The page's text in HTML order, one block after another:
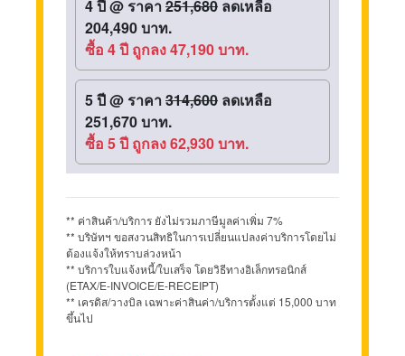
4 ปี@ ราคา251,680 ลดเหลือ
204,490 บาท.
ซื้อ 4 ปี ถูกลง 47,190 บาท.
5 ปี@ ราคา314,600 ลดเหลือ
251,670 บาท.
ซื้อ 5 ปี ถูกลง 62,930 บาท.
** ค่าสินค้า/บริการ ยังไม่รวมภาษีมูลค่าเพิ่ม 7%
** บริษัทฯ ขอสงวนสิทธิในการเปลี่ยนแปลงค่าบริการโดยไม่
ต้องแจ้งให้ทราบล่วงหน้า
** บริการใบแจ้งหนี้/ใบเสร็จ โดยวิธีทางอิเล็กทรอนิกส์
(ETAX/E-INVOICE/E-RECEIPT)
** เครดิส/วางบิล เฉพาะค่าสินค่า/บริการตั้งแต่ 15,000 บาท
ขึ้นไป